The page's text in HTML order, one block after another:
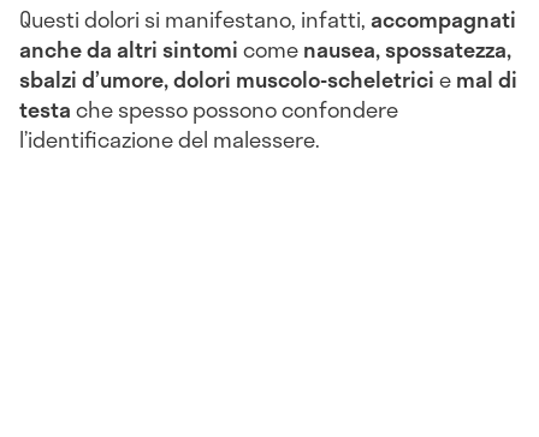
Questi dolori si manifestano, infatti,accompagnati
anche da altri sintomicomenausea, spossatezza,
sbalzi d’umore, dolori muscolo-scheletriciemal di
testache spesso possono confondere
l’identificazione del malessere.